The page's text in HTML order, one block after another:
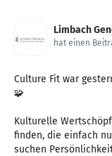
Limbach
hat einen
Culture Fit war
🧩
Kulturelle
finden, die einfach
suchen